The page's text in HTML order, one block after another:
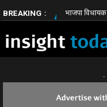
BREAKING :भाजपा विधायक भावना
-